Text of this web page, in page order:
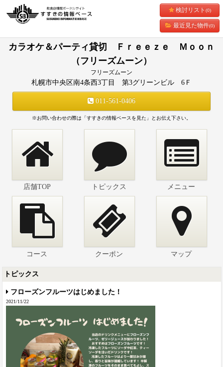
検討リスト (0)
最近見た物件(0)
カラオケ＆パーティ貸切 Ｆｒｅｅｚｅ Ｍｏｏｎ
（フリーズムーン）
フリーズムーン
札幌市中央区南4条西3丁目 第3グリーンビル 6Ｆ
011-561-0406
※お問い合わせの際は「すすきの情報ベースを見た」とお伝え下さい。
店舗TOP トピックス メニュー
コース クーポン マップ
トピックス
フローズンフルーツはじめました！
2021/11/22